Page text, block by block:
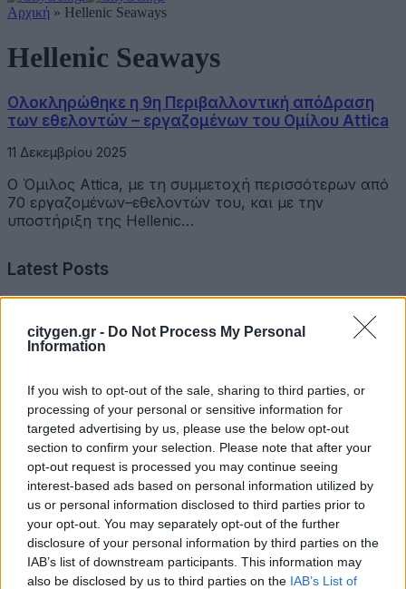
citygen.gr - Do Not Process My Personal
Information
If you wish to opt-out of the sale, sharing to third parties, or
processing of your personal or sensitive information for
targeted advertising by us, please use the below opt-out
section to confirm your selection. Please note that after your
opt-out request is processed you may continue seeing
interest-based ads based on personal information utilized by
us or personal information disclosed to third parties prior to
your opt-out. You may separately opt-out of the further
disclosure of your personal information by third parties on the
IAB’s list of downstream participants. This information may
also be disclosed by us to third parties on the IAB’s List of
Αρχική » Hellenic Seaways
Hellenic Seaways
Ολοκληρώθηκε η 9η Περιβαλλοντική απόΔραση
των εθελοντών – εργαζομένων του Ομίλου Attica
11 Δεκεμβρίου 2025
Ο Όμιλος Attica, με τη συμμετοχή περισσότερων από
70 εργαζομένων–εθελοντών του, και με την
υποστήριξη της Hellenic…
Latest Posts
Όμιλος Σαρακάκη: Παραχώρησε το νέο Maxus T60 Max
στην ΕΠΟΜΕΑ Βιλίων
Ν. Χαρδαλιάς: «Με το Παρατηρητήριο Έργων η
Περιφέρεια αποκτά ένα πρωτοποριακό ψηφιακό
εργαλείο λογοδοσίας»
6 Αυγούστου 2026
Δήμος Αθηναίων: 43 σχολικές αυλές γίνονται πιο
πράσινες και πιο δροσερές
5 Αυγούστου 2026